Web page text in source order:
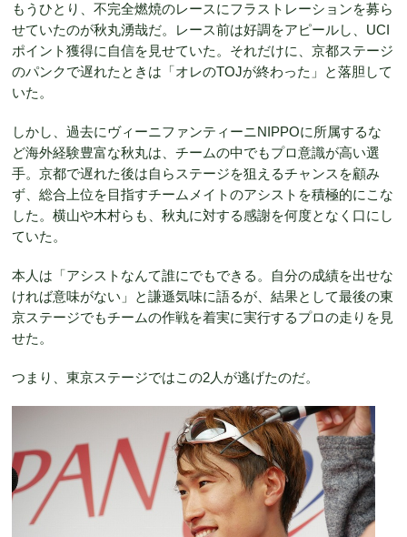
もうひとり、不完全燃焼のレースにフラストレーションを募ら
せていたのが秋丸湧哉だ。レース前は好調をアピールし、UCI
ポイント獲得に自信を見せていた。それだけに、京都ステージ
のパンクで遅れたときは「オレのTOJが終わった」と落胆して
いた。
しかし、過去にヴィーニファンティーニNIPPOに所属するな
ど海外経験豊富な秋丸は、チームの中でもプロ意識が高い選
手。京都で遅れた後は自らステージを狙えるチャンスを顧み
ず、総合上位を目指すチームメイトのアシストを積極的にこな
した。横山や木村らも、秋丸に対する感謝を何度となく口にし
ていた。
本人は「アシストなんて誰にでもできる。自分の成績を出せな
ければ意味がない」と謙遜気味に語るが、結果として最後の東
京ステージでもチームの作戦を着実に実行するプロの走りを見
せた。
つまり、東京ステージではこの2人が逃げたのだ。